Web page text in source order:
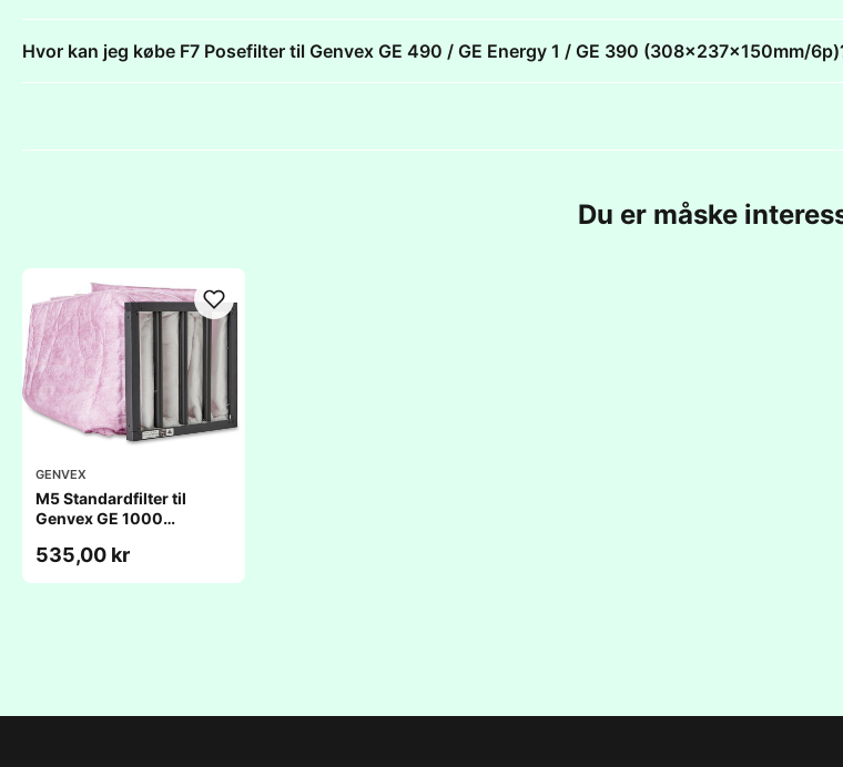
Hvor kan jeg købe F7 Posefilter til Genvex GE 490 / GE Energy 1 / GE 390 (308x237x150mm/
Du er måske
GENVEX
M5 Standardfilter til
Genvex GE 1000
535,00 kr